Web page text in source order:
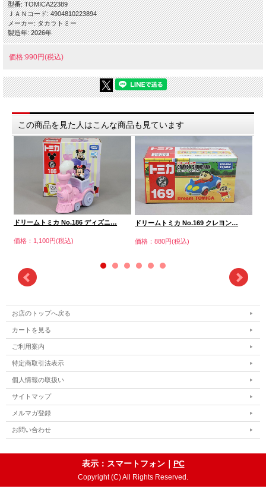
型番: TOMICA22389
ＪＡＮコード: 4904810223894
メーカー: タカラトミー
製造年: 2026年
価格:990円(税込)
この商品を見た人はこんな商品も見ています
ドリームトミカ No.186 ディズニ…
価格：1,100円(税込)
ドリームトミカ No.169 クレヨン…
価格：880円(税込)
お店のトップへ戻る
カートを見る
ご利用案内
特定商取引法表示
個人情報の取扱い
サイトマップ
メルマガ登録
お問い合わせ
表示：スマートフォン｜ PC
Copyright (C) All Rights Reserved.